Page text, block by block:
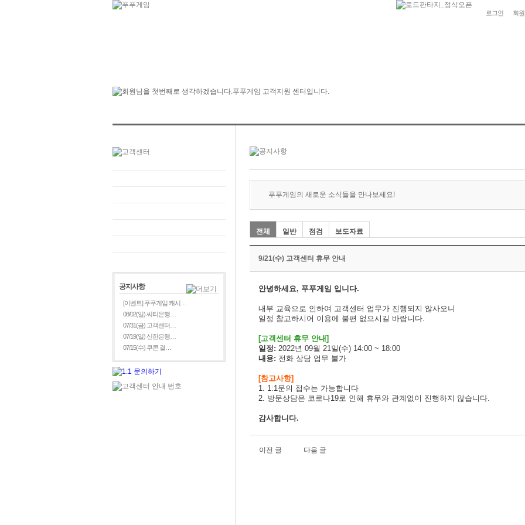
로그인 회
공지사항
[이벤트] 푸푸게임 캐시…
08/02(일) 씨티은행…
07/31(금) 고객센터…
07/19(일) 신한은행…
07/15(수) 쿠콘 결…
푸푸게임의 새로운 소식들을 만나보세요!
전체 일반 점검 보도자료
9/21(수) 고객센터 휴무 안내
안녕하세요, 푸푸게임 입니다.
내부 교육으로 인하여 고객센터 업무가 진행되지 않사오니
일정 참고하시어 이용에 불편 없으시길 바랍니다.
[고객센터 휴무 안내]
일정: 2022년 09월 21일(수) 14:00 ~ 18:00
내용: 전화 상담 업무 불가
[참고사항]
1. 1:1문의 접수는 가능합니다
2. 방문상담은 코로나19로 인해 휴무와 관계없이 진행하지 않습니다.
감사합니다.
이전 글 다음 글